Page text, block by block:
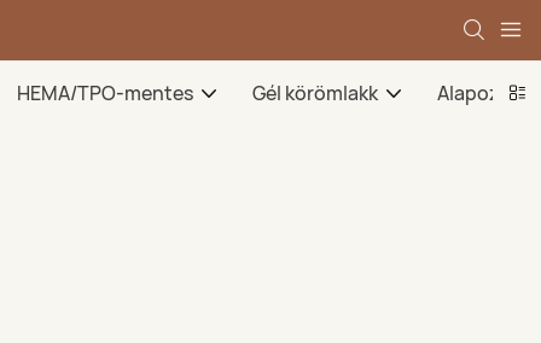
HEMA/TPO-mentes Gél körömlakk Alapozó gél